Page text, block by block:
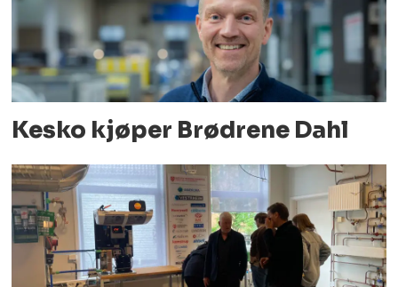
Kesko kjøper Brødrene Dahl